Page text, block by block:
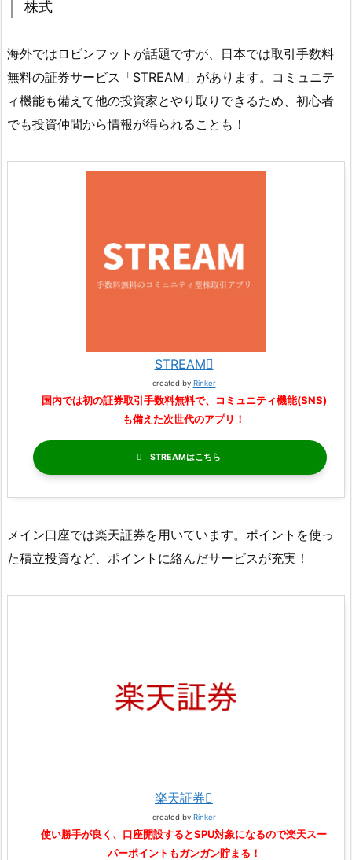
株式
海外ではロビンフットが話題ですが、日本では取引手数料
無料の証券サービス「STREAM」があります。コミュニテ
ィ機能も備えて他の投資家とやり取りできるため、初心者
でも投資仲間から情報が得られることも！
STREAM
created by Rinker
国内では初の証券取引手数料無料で、コミュニティ機能(SNS)
も備えた次世代のアプリ！
STREAM
メイン口座では楽天証券を用いています。ポイントを使っ
た積立投資など、ポイントに絡んだサービスが充実！
楽天証券
created by Rinker
使い勝手が良く、口座開設するとSPU対象になるので楽天スー
パーポイントもガンガン貯まる！